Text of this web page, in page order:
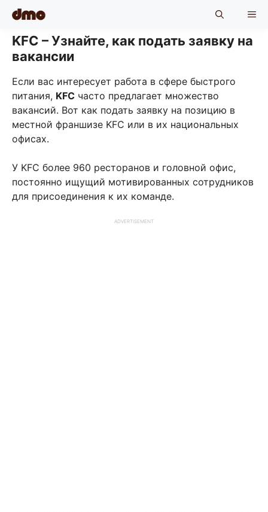
Skip
content
KFC – Узнайте, как подать заявку на
вакансии
Если вас интересует работа в сфере быстрого
питания, KFC часто предлагает множество
вакансий. Вот как подать заявку на позицию в
местной франшизе KFC или в их национальных
офисах.
У KFC более 960 ресторанов и головной офис,
постоянно ищущий мотивированных сотрудников
для присоединения к их команде.
ADVERTISEMENT